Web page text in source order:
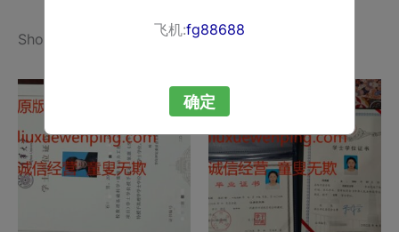
Showing all 2 results
飞机:fg88688
确定